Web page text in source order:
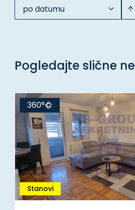
po datumu
Pogledajte slične
Stanovi
360°